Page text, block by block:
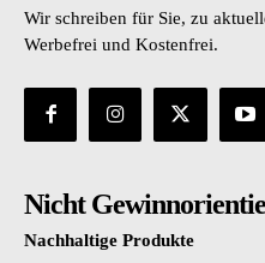
Wir schreiben für Sie, zu
Werbefrei und Kostenfrei.
Nicht
Nachhaltige Produkte